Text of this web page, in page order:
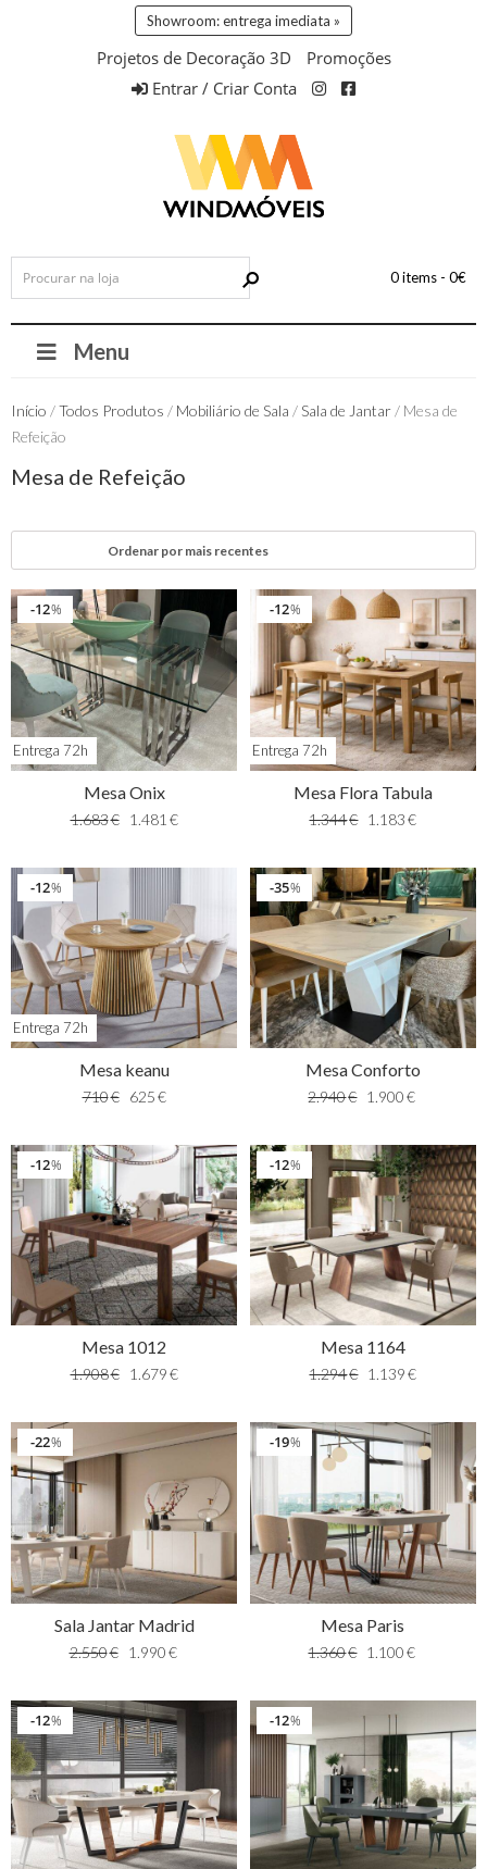
Showroom: entrega imediata »
Projetos de Decoração 3D
Promoções
Entrar / Criar Conta
0 items - 0€
Menu
Início /Todos Produtos / Mobiliário de Sala / Sala de Jantar/ Mesa de
Refeição
Mesa de Refeição
Entrega 72h
%
12
Mesa Onix
1.683€ 1.481 €
Entrega 72h
%
12
Mesa Flora Tabula
1.344€ 1.183 €
Entrega 72h
%
12
Mesa keanu
710€ 625€
%
35
Mesa Conforto
2.940€ 1.900 €
%
12
Mesa 1012
1.908€ 1.679€
%
12
Mesa 1164
1.294€ 1.139 €
%
22
Sala Jantar Madrid
2.550€ 1.990€
%
19
Mesa Paris
1.360€ 1.100 €
%
12 %
12